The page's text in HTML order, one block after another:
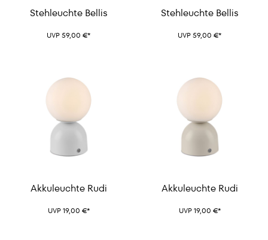
Stehleuchte Bellis
UVP 59,00 €*
Stehleuchte Bellis
UVP 59,00 €*
Akkuleuchte Rudi
UVP 19,00 €*
Akkuleuchte Rudi
UVP 19,00 €*